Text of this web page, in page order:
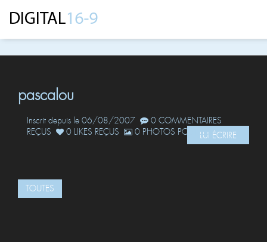
pascalou
Inscrit depuis le 06/08/2007
0 COMMENTAIRES
REÇUS
0 LIKES REÇUS 0 PHOTOS POSTÉESLUI ÉCRIRE
TOUTES